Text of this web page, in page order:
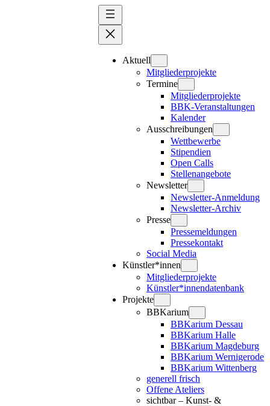
Aktuell
Mitgliederprojekte
Termine
Mitgliederprojekte
BBK-Veranstaltungen
Kalender
Ausschreibungen
Wettbewerbe
Stipendien
Open Calls
Stellenangebote
Newsletter
Newsletter-Anmeldung
Newsletter-Archiv
Presse
Pressemeldungen
Pressekontakt
Social Media
Künstler*innen
Mitgliederprojekte
Künstler*innendatenbank
Projekte
BBKarium
BBKarium Dessau
BBKarium Halle
BBKarium Magdeburg
BBKarium Wernigerode
BBKarium Wittenberg
generell frisch
Offene Ateliers
sichtbar – Kunst- &